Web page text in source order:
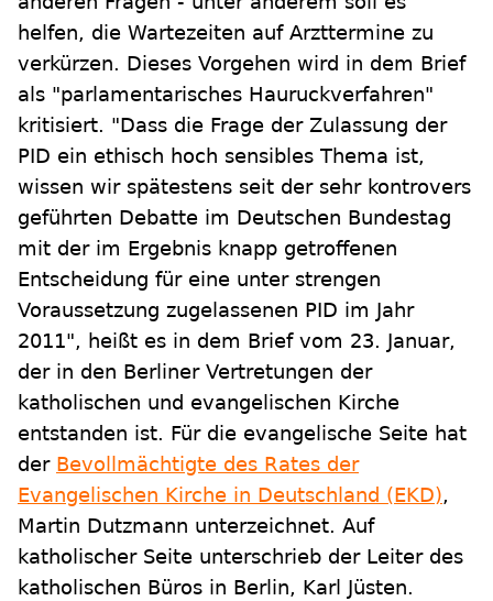
helfen, die Wartezeiten auf Arzttermine zu
verkürzen. Dieses Vorgehen wird in dem Brief
als "parlamentarisches Hauruckverfahren"
kritisiert. "Dass die Frage der Zulassung der
PID ein ethisch hoch sensibles Thema ist,
wissen wir spätestens seit der sehr kontrovers
geführten Debatte im Deutschen Bundestag
mit der im Ergebnis knapp getroffenen
Entscheidung für eine unter strengen
Voraussetzung zugelassenen PID im Jahr
2011", heißt es in dem Brief vom 23. Januar,
der in den Berliner Vertretungen der
katholischen und evangelischen Kirche
entstanden ist. Für die evangelische Seite hat
der Bevollmächtigte des Rates der
Evangelischen Kirche in Deutschland (EKD),
Martin Dutzmann unterzeichnet. Auf
katholischer Seite unterschrieb der Leiter des
katholischen Büros in Berlin, Karl Jüsten.